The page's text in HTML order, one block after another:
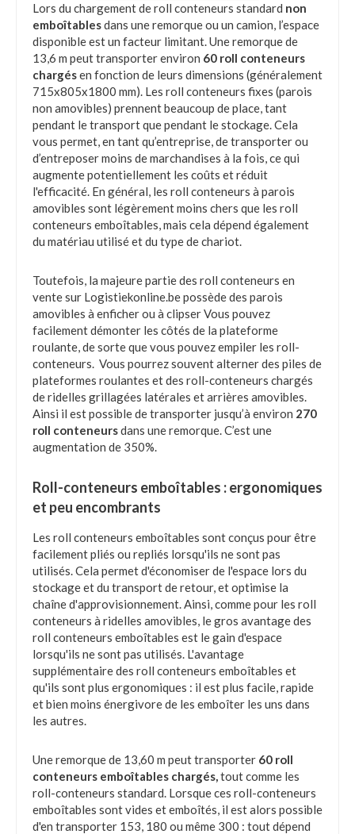
Lors du chargement de roll conteneurs standard non
emboîtablesdans une remorque ou un camion, l’espace
disponible est un facteur limitant. Une remorque de
13,6 m peut transporter environ 60 roll conteneurs
chargésen fonction de leurs dimensions (généralement
715x805x1800 mm). Les roll conteneurs fixes (parois
non amovibles) prennent beaucoup de place, tant
pendant le transport que pendant le stockage. Cela
vous permet, en tant qu’entreprise, de transporter ou
d’entreposer moins de marchandises à la fois, ce qui
augmente potentiellement les coûts et réduit
l'efficacité. En général, les roll conteneurs à parois
amovibles sont légèrement moins chers que les roll
conteneurs emboîtables, mais cela dépend également
du matériau utilisé et du type de chariot.
Toutefois, la majeure partie des roll conteneurs en
vente sur Logistiekonline.be possède des parois
amovibles à enficher ou à clipser Vous pouvez
facilement démonter les côtés de la plateforme
roulante, de sorte que vous pouvez empiler les roll-
conteneurs. Vous pourrez souvent alterner des piles de
plateformes roulantes et des roll-conteneurs chargés
de ridelles grillagées latérales et arrières amovibles.
Ainsi il est possible de transporter jusqu’à environ 270
roll conteneursdans une remorque. C’est une
augmentation de 350%.
Roll-conteneurs emboîtables : ergonomiques
et peu encombrants
Les roll conteneurs emboîtables sont conçus pour être
facilement pliés ou repliés lorsqu'ils ne sont pas
utilisés. Cela permet d'économiser de l'espace lors du
stockage et du transport de retour, et optimise la
chaîne d'approvisionnement. Ainsi, comme pour les roll
conteneurs à ridelles amovibles, le gros avantage des
roll conteneurs emboîtables est le gain d'espace
lorsqu'ils ne sont pas utilisés. L'avantage
supplémentaire des roll conteneurs emboîtables et
qu'ils sont plus ergonomiques : il est plus facile, rapide
et bien moins énergivore de les emboîter les uns dans
les autres.
Une remorque de 13,60 m peut transporter 60 roll
conteneurs emboîtables chargés,tout comme les
roll-conteneurs standard. Lorsque ces roll-conteneurs
emboîtables sont vides et emboîtés, il est alors possible
d'en transporter 153, 180 ou même 300 : tout dépend